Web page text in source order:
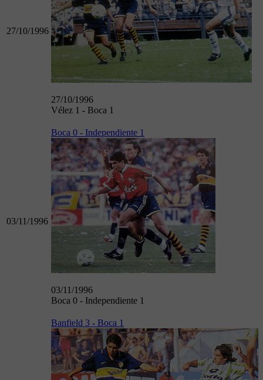
27/10/1996
27/10/1996
Vélez 1 - Boca 1
03/11/1996
Boca 0 - Independiente 1
03/11/1996
Boca 0 - Independiente 1
Banfield 3 - Boca 1